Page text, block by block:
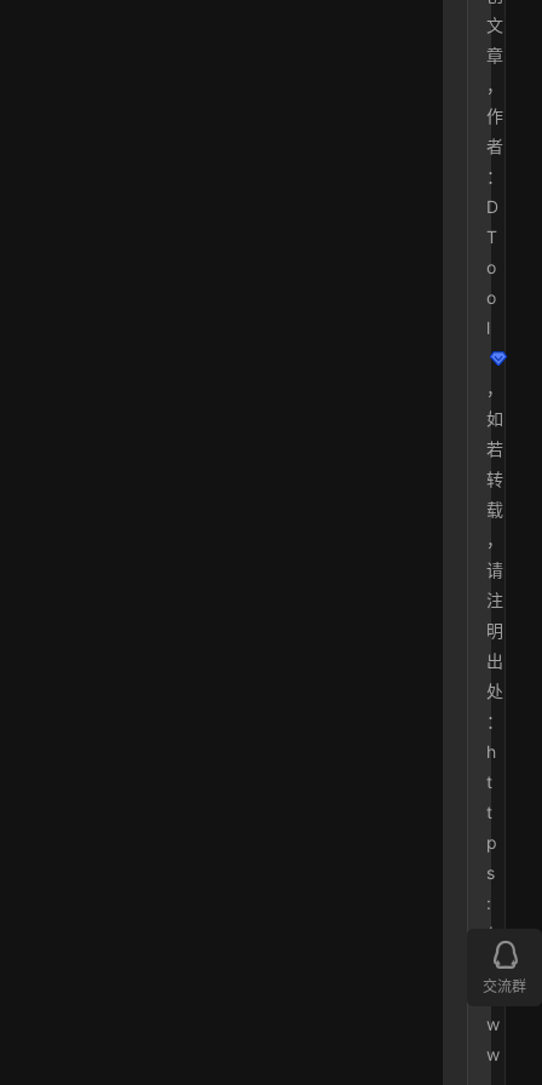
文
章
，
作
者
：
D
T
o
o
l
，
如
若
转
载
，
请
注
明
出
处
：
h
t
t
p
s
:
/
w
w
w
交流群